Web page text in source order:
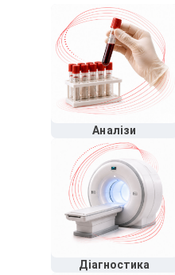
Аналізи
Діагностика